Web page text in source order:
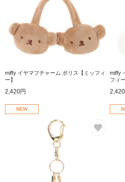
miffy イヤマフチャーム ボリス【ミッフィ
ー】
2,420円
miffy
フィー
NEW